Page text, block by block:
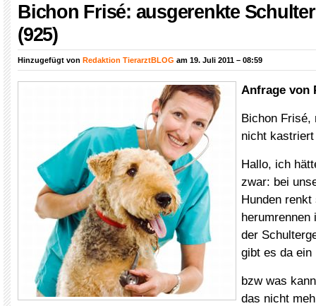
Bichon Frisé: ausgerenkte
(925)
Hinzugefügt von Redaktion TierarztBLOG am 19. Juli 2011 – 08:59
Anfrage von
Bichon Frisé,
nicht kastriert
Hallo, ich
zwar: bei
Hunden
herumrennen
der
gibt es da ein
bzw was
das nicht